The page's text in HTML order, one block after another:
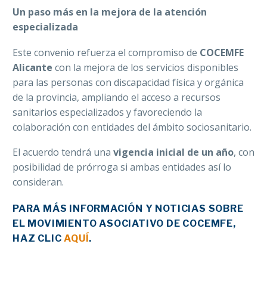
Un paso más en la mejora de la atención
especializada
Este convenio refuerza el compromiso de COCEMFE
Alicante con la mejora de los servicios disponibles
para las personas con discapacidad física y orgánica
de la provincia, ampliando el acceso a recursos
sanitarios especializados y favoreciendo la
colaboración con entidades del ámbito sociosanitario.
El acuerdo tendrá una vigencia inicial de un año, con
posibilidad de prórroga si ambas entidades así lo
consideran.
PARA MÁS INFORMACIÓN Y NOTICIAS SOBRE
EL MOVIMIENTO ASOCIATIVO DE COCEMFE,
HAZ CLICAQUÍ .